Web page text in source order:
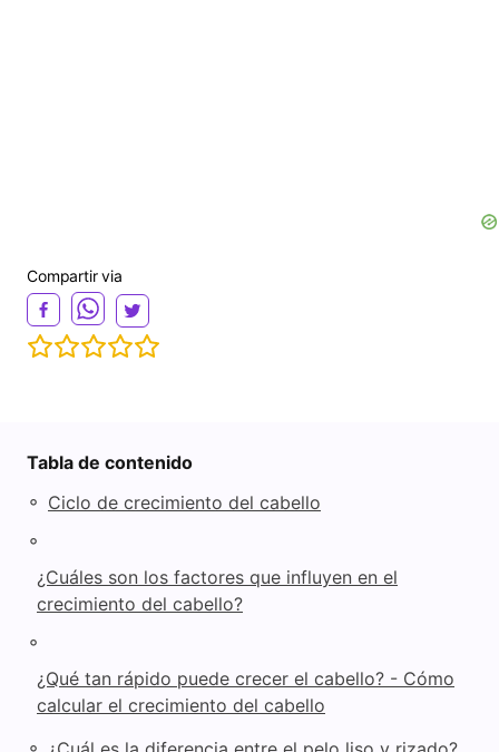
Compartir via
Tabla de contenido
◦ Ciclo de crecimiento del cabello
◦
¿Cuáles son los factores que influyen en el
crecimiento del cabello?
◦
¿Qué tan rápido puede crecer el cabello? - Cómo
calcular el crecimiento del cabello